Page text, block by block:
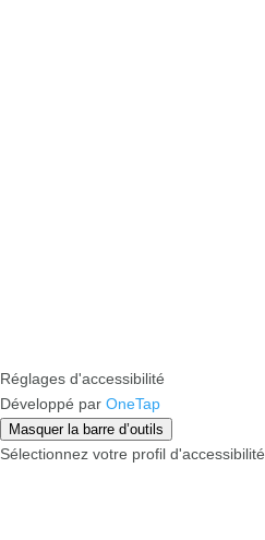
Réglages d'accessibilité
Développé par OneTap
Masquer la barre d’outils
Sélectionnez votre profil d'accessibilité